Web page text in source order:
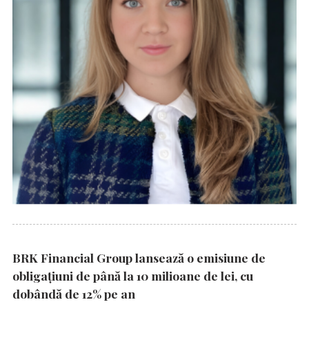
BRK Financial Group lansează o emisiune de
obligațiuni de până la 10 milioane de lei, cu
dobândă de 12% pe an